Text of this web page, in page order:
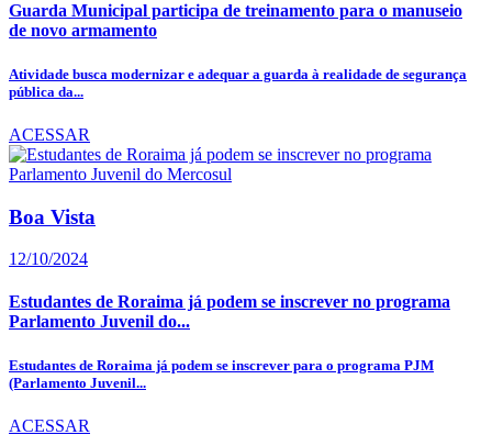
Guarda Municipal participa de treinamento para o manuseio
de novo armamento
Atividade busca modernizar e adequar a guarda à realidade de segurança
pública da...
ACESSAR
Boa Vista
12/10/2024
Estudantes de Roraima já podem se inscrever no programa
Parlamento Juvenil do...
Estudantes de Roraima já podem se inscrever para o programa PJM
(Parlamento Juvenil...
ACESSAR